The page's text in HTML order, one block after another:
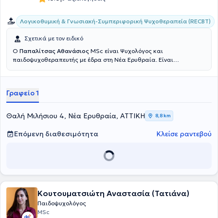
Λογικοθυμική & Γνωσιακή-Συμπεριφορική Ψυχοθεραπεία (RECBT)
Σχετικά με τον ειδικό
Ο Παπαλίτσας Αθανάσιος MSc είναι Ψυχολόγος και
παιδοψυχοθεραπευτής με έδρα στη Νέα Ερυθραία. Είναι
συμβουλευτική γονέων και τα ομαδικά προγράμματα
φιλόξενο χώρο ψυχολογικής υποστήριξης, σχεδιασμένο ώστε να
προσφέρει σε κάθε άνθρωπο τη δυνατότητα να εκφράσει ελεύθερα
τις σκέψεις, τα συναισθήματα και τις δυσκολίες του.
Γραφείο 1
Θαλή Μιλήσιου 4, Νέα Ερυθραία, ΑΤΤΙΚΗ 8,8 km
Επόμενη διαθεσιμότητα Κλείσε ραντεβού
Κουτουματσιώτη Αναστασία (Τατιάνα)
Παιδοψυχολόγος
MSc